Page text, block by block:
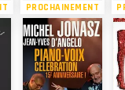
PROCHAINEMENT